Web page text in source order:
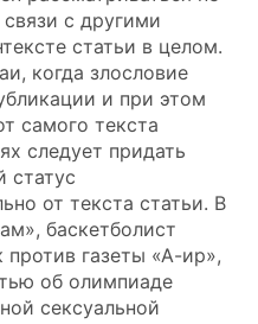
с другими
статьи в целом.
когда злословие
и при этом
самого текста
следует придать
статус
от текста статьи. В
баскетболист
газеты «А-ир»,
об олимпиаде
сексуальной